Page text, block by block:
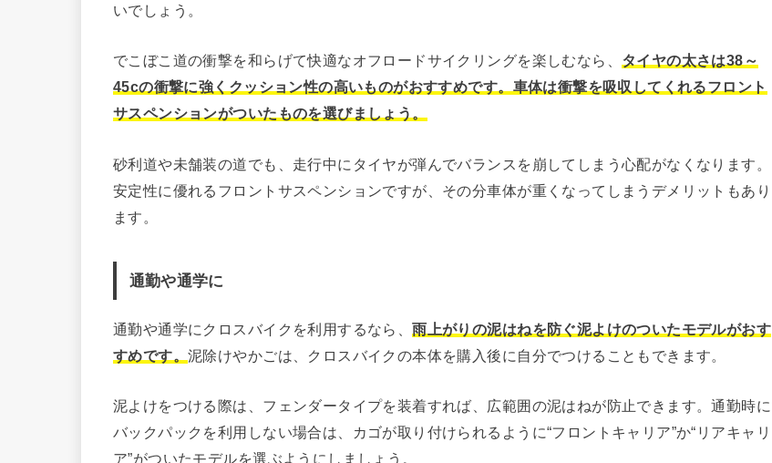
いでしょう。
でこぼこ道の衝撃を和らげて快適なオフロードサイクリングを楽しむなら、 タイヤの太さは38～
45cの衝撃に強くクッション性の高いものがおすすめです。車体は衝撃を吸収してくれるフロント
サスペンションがついたものを選びましょう。
砂利道や未舗装の道でも、走行中にタイヤが弾んでバランスを崩してしまう心配がなくなります。
安定性に優れるフロントサスペンションですが、その分車体が重くなってしまうデメリットもあり
ます。
通勤や通学に
通勤や通学にクロスバイクを利用するなら、雨上がりの泥はねを防ぐ泥よけのついたモデルがおす
すめです。泥除けやかごは、クロスバイクの本体を購入後に自分でつけることもできます。
泥よけをつける際は、フェンダータイプを装着すれば、広範囲の泥はねが防止できます。通勤時に
バックパックを利用しない場合は、カゴが取り付けられるように“フロントキャリア”か“リアキャリ
ア”がついたモデルを選ぶようにしましょう。